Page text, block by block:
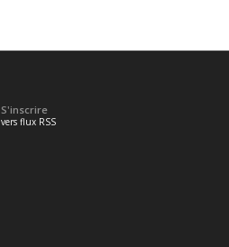
S'inscrire
vers flux RSS